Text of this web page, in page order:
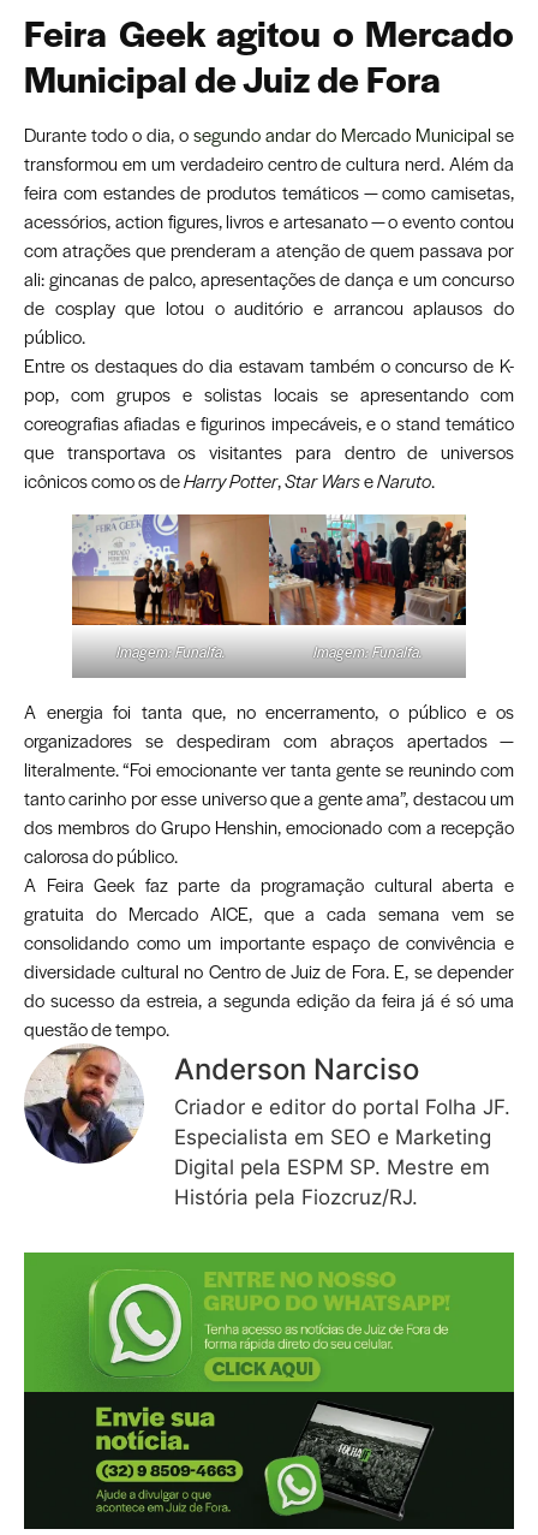
Feira Geek agitou o Mercado
Municipal de Juiz de Fora
Durante todo o dia, osegundo andar do Mercado Municipal se
transformou em um verdadeiro centro de cultura nerd. Além da
feira com estandes de produtos temáticos — como camisetas,
acessórios, action figures, livros e artesanato — o evento contou
com atrações que prenderam a atenção de quem passava por
ali: gincanas de palco, apresentações de dança e um concurso
de cosplay que lotou o auditório e arrancou aplausos do
público.
Entre os destaques do dia estavam também o concurso de K-
pop, com grupos e solistas locais se apresentando com
coreografias afiadas e figurinos impecáveis, e o stand temático
que transportava os visitantes para dentro de universos
icônicos como os deHarry Potter,Star WarseNaruto.
Imagem: Funalfa. Imagem: Funalfa.
A energia foi tanta que, no encerramento, o público e os
organizadores se despediram com abraços apertados —
literalmente. “Foi emocionante ver tanta gente se reunindo com
tanto carinho por esse universo que a gente ama”, destacou um
dos membros do Grupo Henshin, emocionado com a recepção
calorosa do público.
A Feira Geek faz parte da programação cultural aberta e
gratuita do Mercado AICE, que a cada semana vem se
consolidando como um importante espaço de convivência e
diversidade cultural no Centro de Juiz de Fora. E, se depender
do sucesso da estreia, a segunda edição da feira já é só uma
questão de tempo.
Anderson Narciso
Criador e editor do portal Folha JF.
Especialista em SEO e Marketing
Digital pela ESPM SP. Mestre em
História pela Fiozcruz/RJ.